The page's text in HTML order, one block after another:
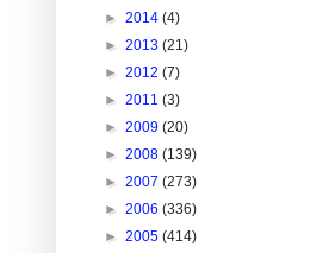
► 2014 (4)
► 2013 (21)
► 2012 (7)
► 2011 (3)
► 2009 (20)
► 2008 (139)
► 2007 (273)
► 2006 (336)
► 2005 (414)